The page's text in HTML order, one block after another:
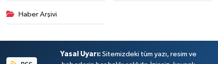
Haber Arşivi
Yasal Uyarı: Sitemizdeki tüm yazı, resim ve